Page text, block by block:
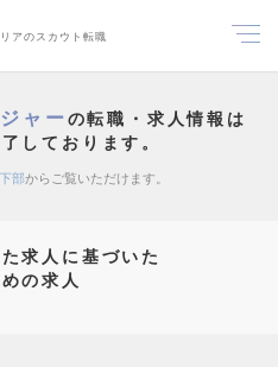
アのスカウト転職
ャーの転職・求人情報は
しております。
部からご覧いただけます。
求人に基づいた
の求人